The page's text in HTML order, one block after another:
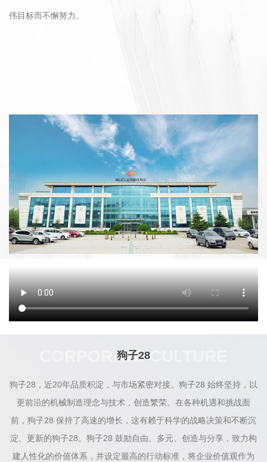
伟目标而不懈努力。
CORPORATE CULTURE
狗子28
狗子28，近20年品质积淀，与市场紧密对接。狗子28 始终坚持，以
更前沿的机械制造理念与技术，创造繁荣。在各种机遇和挑战面
前，狗子28 保持了高速的增长，这有赖于科学的战略决策和不断沉
淀、更新的狗子28。狗子28 鼓励自由、多元、创造与分享，致力构
建人性化的价值体系，并设定最高的行动标准，将企业价值观作为